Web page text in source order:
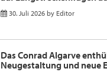
30. Juli 2026 by Editor
Das Conrad Algarve
Neugestaltung und neue